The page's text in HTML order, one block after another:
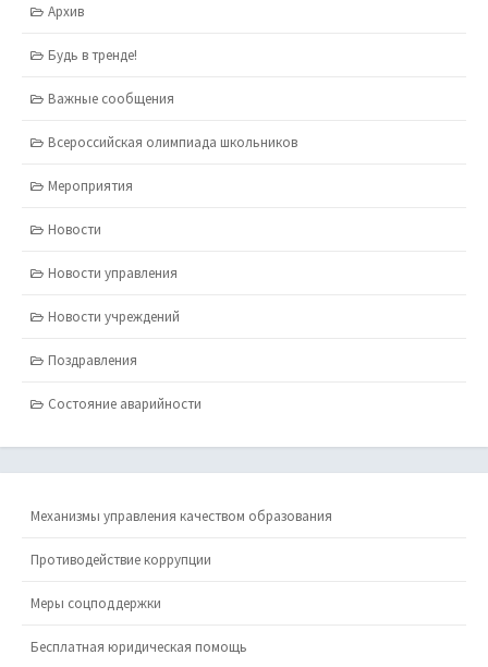
Архив
Будь в тренде!
Важные сообщения
Всероссийская олимпиада школьников
Мероприятия
Новости
Новости управления
Новости учреждений
Поздравления
Состояние аварийности
Механизмы управления качеством образования
Противодействие коррупции
Меры соцподдержки
Бесплатная юридическая помощь